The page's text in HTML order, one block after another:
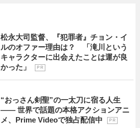
松永大司監督、『犯罪者』チョン・イ
ルのオファー理由は？ 「滝川という
キャラクターに出会えたことは運が良
かった」
P R
“おっさん剣聖”の一太刀に宿る人生
―― 世界で話題の本格アクションアニ
メ、Prime Videoで独占配信中
P R